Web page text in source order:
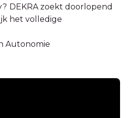
DEKRA zoekt doorlopend
het volledige
Autonomie